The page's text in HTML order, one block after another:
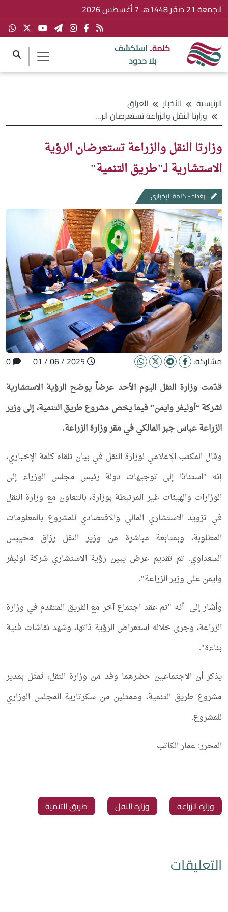
الجمعة 21 صفَر 1448هـ 7 أغسطس 2026
كلمة..استكشف
بلا حدود
الرئيسية الأخبار
العراق
وزارتا النقل والزراعة تستعرضان الرؤية الاستشارية لـ"طريق التنمية"
وزارتا النقل والزراعة تستعرضان الرؤية
الاستشارية لـ"طريق التنمية"
بغداد - كلمة الإخباري
مشاركة:
قدّمت وزارة النقل اليوم الأحد عرضاً يوضح الرؤية الاستشارية
لشركة “أوليفر وايمن” فيما يخص مشروع طريق التنمية، إلى وزير
الزراعة عباس جبر المالكي في مقر وزارة الزراعة.
وقال المكتب الإعلامي لوزارة النقل في بيان تلقاه كلمة الإخباري،
إنه "استنادًا إلى توجيهات دولة رئيس مجلس الوزراء إلى
الوزارات والهيئات غير المرتبطة بوزارة، بالتعاون مع وزارة النقل
في تزويد الاستشاري المالي والاقتصادي للمشروع بالمعلومات
المطلوبة، وبمتابعة مباشرة من وزير النقل رزاق محيبس
السعداوي. تم تقديم عرض يبين رؤية الاستشاري شركة اوليفر
وايمن على وزير الزراعة".
وأشار إلى أنه "تم عقد اجتماع آخر مع الفريق المتقدم في وزارة
الزراعة، وجرى خلاله استعراض الرؤية ذاتها، وشهد نقاشات فنية
بناءة".
يذكر أن الاجتماعين حضرهما وفد من وزارة النقل، تَمثّل بمدير
مشروع طريق التنمية، وممثلين من سكرتارية المجلس الوزاري
للمشروع.
المحرر: عمار الكاتب
وزارة الزراعة وزارة النقل طريق التنمية
التعليقات